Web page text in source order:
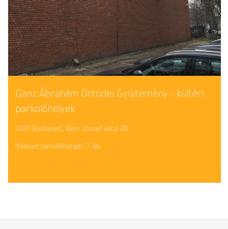
Ganz Ábrahám Öntödei Gyűjtemény - kültéri
parkolóhelyek
1027 Budapest, Bem József utca 20.
Szabad parkolóhelyek: 7 db